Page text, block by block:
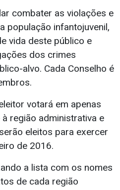
combater as violações e
população infantojuvenil,
vida deste público e
dos crimes
alvo. Cada Conselho é
votará em apenas
região administrativa e
eleitos para exercer
de 2016.
a lista com os nomes
de cada região